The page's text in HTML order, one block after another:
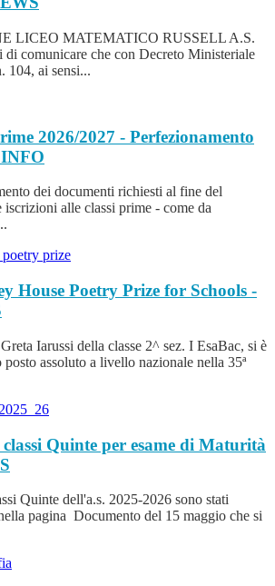
LICEO MATEMATICO RUSSELL A.S.
di comunicare che con Decreto Ministeriale
104, ai sensi...
2026/2027 - Perfezionamento
INFO
dei documenti richiesti al fine del
iscrizioni alle classi prime - come da
House Poetry Prize for Schools -
Iarussi della classe 2^ sez. I EsaBac, si è
posto assoluto a livello nazionale nella 35ª
Quinte per esame di Maturità
Quinte dell'a.s. 2025-2026 sono stati
pagina Documento del 15 maggio che si